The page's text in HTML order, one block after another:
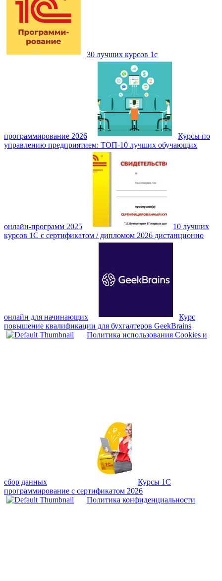
30 лучших курсов 1с
программирование 2026
Курсы по
управлению предприятием: ТОП‑10 лучших обучающих
онлайн‑программ 2025
10 лучших
курсов 1С с сертификатом / дипломом 2026 дистанционно
онлайн для начинающих
Курс
повышение квалификации для бухгалтеров GeekBrains
Политика использования Cookies и
сбор данных
Курсы 1С
программирование с сертификатом 2026
Политика конфиденциальности